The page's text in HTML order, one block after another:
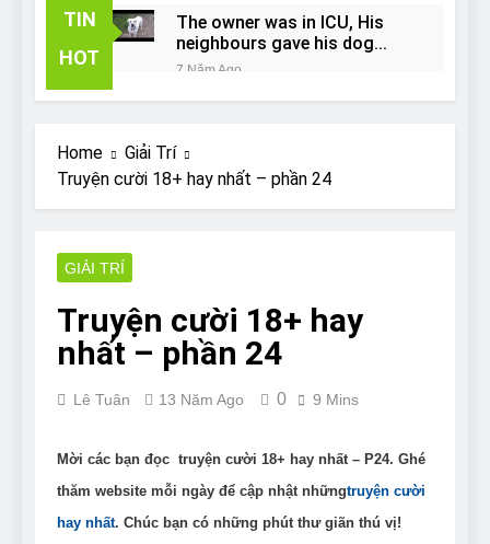
TIN
HOT
The owner was in ICU, His
neighbours gave his dog
away!
7 Năm Ago
Why Do Bulldogs Snore?
And How to Minimize It!
How to Stop It!
7 Năm Ago
The Ultimate Guide to What
Bulldogs Can (and can’t) Eat
and How to Treat It
7 Năm Ago
Can Bulldogs Run Long
Distances?
Home
Giải Trí
Truyện cười 18+ hay nhất – phần 24
GIẢI TRÍ
Truyện cười 18+ hay
nhất – phần 24
Lê Tuân 13 Năm Ago 0 9 Mins
Mời các bạn đọc truyện cười 18+ hay nhất – P24. Ghé
thăm website mỗi ngày để cập nhật nhữngtruyện cười
hay nhất. Chúc bạn có những phút thư giãn thú vị!